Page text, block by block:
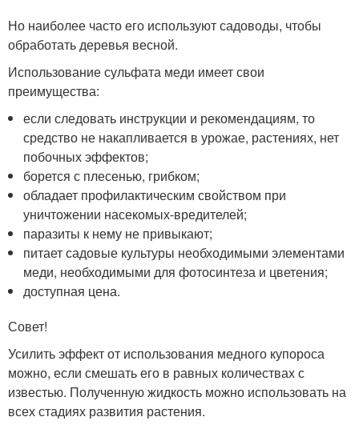
Но наиболее часто его используют садоводы, чтобы
обработать деревья весной.
Использование сульфата меди имеет свои
преимущества:
если следовать инструкции и рекомендациям, то
средство не накапливается в урожае, растениях, нет
побочных эффектов;
борется с плесенью, грибком;
обладает профилактическим свойством при
уничтожении насекомых-вредителей;
паразиты к нему не привыкают;
питает садовые культуры необходимыми элементами
меди, необходимыми для фотосинтеза и цветения;
доступная цена.
Совет!
Усилить эффект от использования медного купороса
можно, если смешать его в равных количествах с
известью. Полученную жидкость можно использовать на
всех стадиях развития растения.